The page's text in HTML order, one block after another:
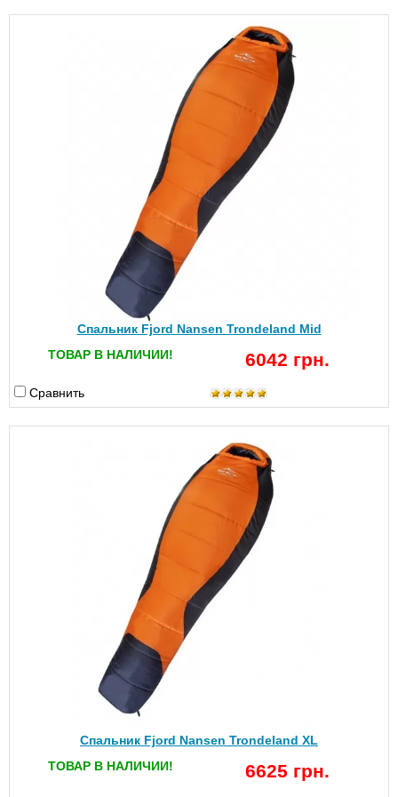
Спальник Fjord Nansen Trondeland Mid
ТОВАР В НАЛИЧИИ!
6042 грн.
Сравнить
Спальник Fjord Nansen Trondeland XL
ТОВАР В НАЛИЧИИ!
6625 грн.